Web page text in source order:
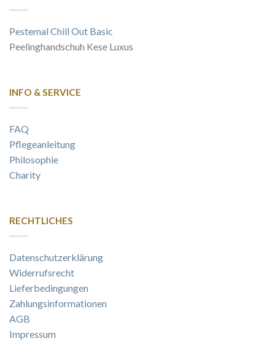
Pestemal Chill Out Basic
Peelinghandschuh Kese Luxus
INFO & SERVICE
FAQ
Pflegeanleitung
Philosophie
Charity
RECHTLICHES
Datenschutzerklärung
Widerrufsrecht
Lieferbedingungen
Zahlungsinformationen
AGB
Impressum